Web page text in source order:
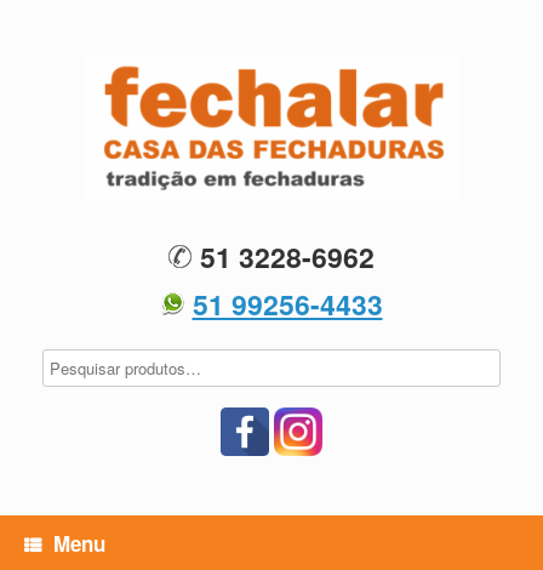
51 3228-6962
51 99256-4433
Menu